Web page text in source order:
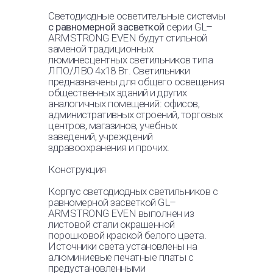
GL-CLASSIC MAXI EVEN
40 SV ECO
40 Вт
3500 лм
GL-CLASSIC MAXI EVEN
60 SV ECO
60 Вт
5250 лм
GL-CLASSIC MAXI EVEN
40 IP54 SV ECO
40 Вт
3500 лм
GL-CLASSIC MAXI EVEN
60 IP54 SV ECO
60 Вт
5250 лм
GL-CLASSIC EVEN 40 SV
GL-CLASSIC EVEN 60 SV
ECO
60 Вт
5250 лм
GL-CLASSIC EVEN 40
IP54 SV ECO
40 Вт
2600 лм
Cветодиодные осветительные системы
с равномерной засветкой серии GL–
ARMSTRONG EVEN будут стильной
заменой традиционных
люминесцентных светильников типа
ЛПО/ЛВО 4х18 Вт. Светильники
предназначены для общего освещения
общественных зданий и других
аналогичных помещений: офисов,
административных строений, торговых
центров, магазинов, учебных
заведений, учреждений
здравоохранения и прочих.
Конструкция
Корпус светодиодных светильников с
равномерной засветкой GL–
ARMSTRONG EVEN выполнен из
листовой стали окрашенной
порошковой краской белого цвета.
Источники света установлены на
алюминиевые печатные платы с
предустановленными